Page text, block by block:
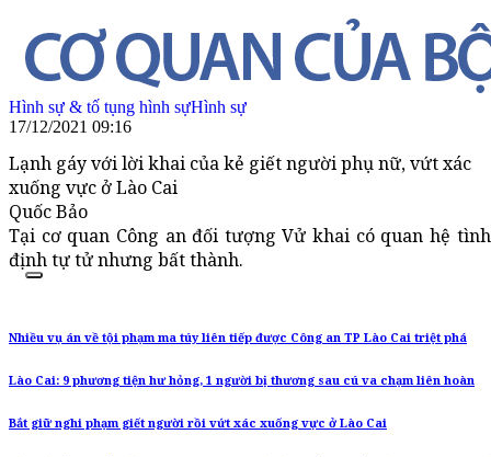
Hình sự & tố tụng hình sựHình sự
17/12/2021 09:16
Lạnh gáy với lời khai của kẻ giết người phụ nữ, vứt xác
xuống vực ở Lào Cai
Quốc Bảo
Tại cơ quan Công an đối tượng Vử khai có quan hệ
định tự tử nhưng bất thành.
Nhiều vụ án về tội phạm ma túy liên tiếp được Công an TP Lào Cai triệt phá
Lào Cai: 9 phương tiện hư hỏng, 1 người bị thương sau cú va chạm liên hoàn
Bắt giữ nghi phạm giết người rồi vứt xác xuống vực ở Lào Cai